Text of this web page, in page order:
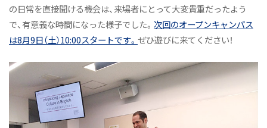
の日常を直接聞ける機会は、来場者にとって大変貴重だったよう
で、有意義な時間になった様子でした。 次回のオープンキャンパス
は8月9日（土）10:00スタートです。 ぜひ遊びに来てください！
トピックス
国際日本学科コラム
ニュース&トピックス：アーカイブ